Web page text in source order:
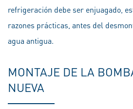
refrigeración debe ser enjuagado,
razones prácticas, antes del
agua antigua.
MONTAJE DE LA
NUEVA